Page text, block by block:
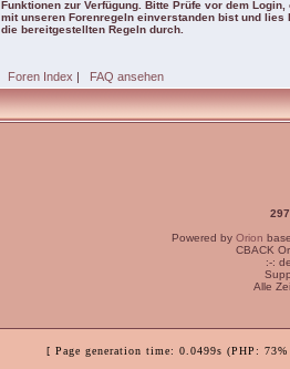
Funktionen zur Verfügung. Bitte Prüfe vor dem Login,
mit unseren Forenregeln einverstanden bist und lies
die bereitgestellten Regeln durch.
Foren Index | FAQ ansehen
Powered by Orion
CBACK
:-:
Alle
[ Page generation time: 0.0499s (PHP: